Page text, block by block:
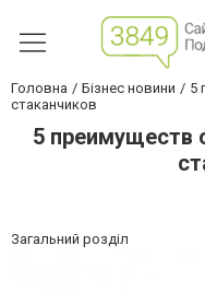
Головна Бізнес новини
5
стаканчиков
5 преимуществ
Загальний розділ